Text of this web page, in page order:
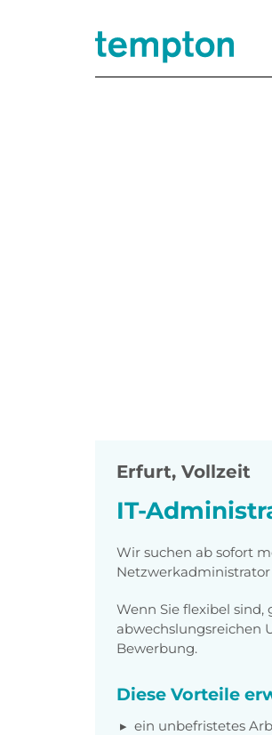
Erfurt, Vollzeit
IT-
Wir suchen ab sofort
Wenn Sie flexibel
abwechslungsreichen
Bewerbung.
Diese Vorteile
ein unbefristetes